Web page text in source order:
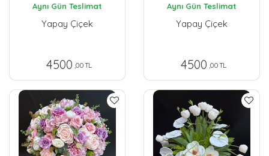
Aynı Gün Teslimat
Yapay Çiçek
4500 ,00 TL
Aynı Gün Teslimat
Yapay Çiçek
4500 ,00 TL